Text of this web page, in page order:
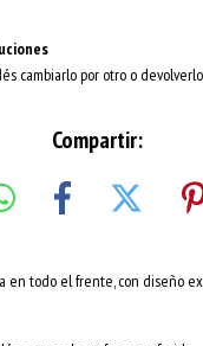
cambiarlo por otro o
Compartir:
en todo el frente, con diseño